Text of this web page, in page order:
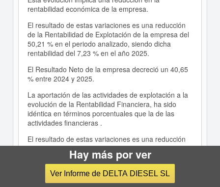
rentabilidad económica de la empresa.
El resultado de estas variaciones es una reducción
de la Rentabilidad de Explotación de la empresa del
50,21 % en el periodo analizado, siendo dicha
rentabilidad del 7,23 % en el año 2025.
El Resultado Neto de la empresa decreció un 40,65
% entre 2024 y 2025.
La aportación de las actividades de explotación a la
evolución de la Rentabilidad Financiera, ha sido
idéntica en términos porcentuales que la de las
actividades financieras .
El resultado de estas variaciones es una reducción
de esta rentabilidad del 44,84 % en el periodo
analizado, siendo igual a 7,05 % en el año 2025.
La cifra de ventas de la empresa creció un 22,75 %
entre 2023 y 2024.
Hay más por ver
Ver Informe de DELTA DIESEL SL